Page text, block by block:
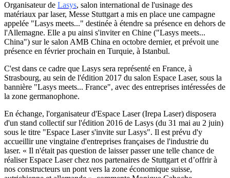
Organisateur de Lasys, salon international de l'usinage des
matériaux par laser, Messe Stuttgart a mis en place une campagne
appelée "Lasys meets..." destinée à étendre sa présence en dehors de
l'Allemagne. Elle a pu ainsi s'inviter en Chine ("Lasys meets...
China") sur le salon AMB China en octobre dernier, et prévoit une
présence en février prochain en Turquie, à Istanbul.
C'est dans ce cadre que Lasys sera représenté en France, à
Strasbourg, au sein de l'édition 2017 du salon Espace Laser, sous la
bannière "Lasys meets... France", avec des entreprises intéressées de
la zone germanophone.
En échange, l'organisateur d'Espace Laser (Irepa Laser) disposera
d'un stand collectif sur l'édition 2016 de Lasys (du 31 mai au 2 juin)
sous le titre "Espace Laser s'invite sur Lasys". Il est prévu d'y
accueillir une vingtaine d'entreprises françaises de l'industrie du
laser. « Il n'était pas question de laisser passer une telle chance de
réaliser Espace Laser chez nos partenaires de Stuttgart et d’offrir à
nos constructeurs un pont vers la zone économique suisse,